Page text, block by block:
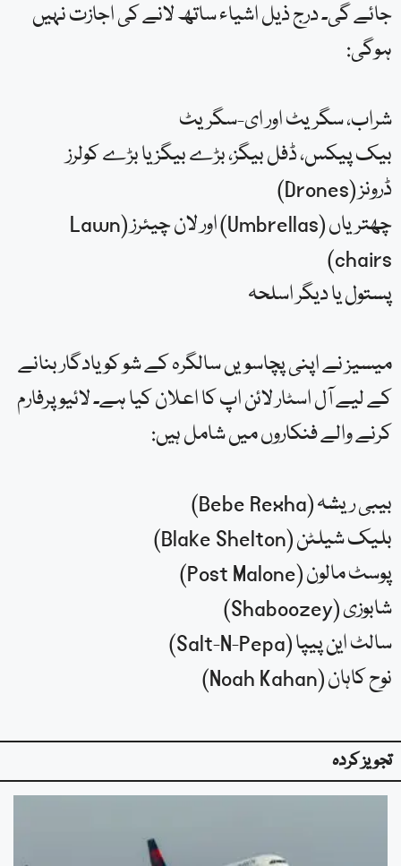
جائے گی۔ درج ذیل اشیاء ساتھ لانے کی اجازت نہیں
ہوگی:
شراب، سگریٹ اور ای-سگریٹ
بیک پیکس، ڈفل بیگز، بڑے بیگز یا بڑے کولرز
ڈرونز (Drones)
چھتریاں (Umbrellas) اور لان چیئرز (Lawn
chairs)
پستول یا دیگر اسلحہ
میسیز نے اپنی پچاسویں سالگرہ کے شو کو یادگار بنانے
کے لیے آل اسٹار لائن اپ کا اعلان کیا ہے۔ لائیو پرفارم
کرنے والے فنکاروں میں شامل ہیں:
بیبی ریشہ (Bebe Rexha)
بلیک شیلٹن (Blake Shelton)
پوسٹ مالون (Post Malone)
شابوزی (Shaboozey)
سالٹ این پیپا (Salt-N-Pepa)
نوح کاہان (Noah Kahan)
تجویز کردہ